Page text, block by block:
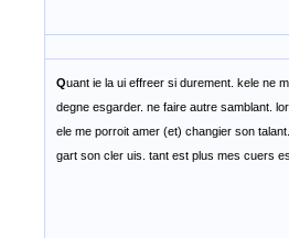
Quant ie la ui effreer si durement. kele ne
degne esgarder. ne faire autre samblant.
ele me porroit amer (et) changier son
gart son cler uis. tant est plus mes cuers